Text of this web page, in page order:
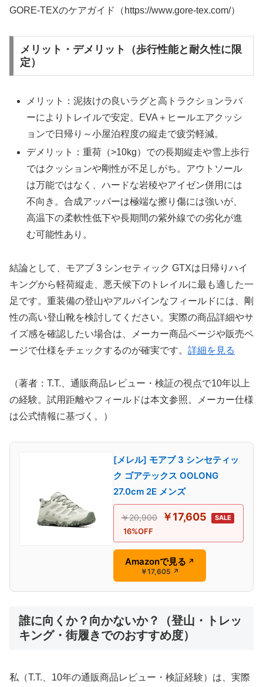
GORE-TEXのケアガイド（https://www.gore-tex.com/）
メリット・デメリット（歩行性能と耐久性に限
定）
メリット：泥抜けの良いラグと高トラクションラバ
ーによりトレイルで安定。EVA＋ヒールエアクッシ
ョンで日帰り～小屋泊程度の縦走で疲労軽減。
デメリット：重荷（>10kg）での長期縦走や雪上歩行
ではクッションや剛性が不足しがち。アウトソール
は万能ではなく、ハードな岩稜やアイゼン併用には
不向き。合成アッパーは極端な擦り傷には強いが、
高温下の柔軟性低下や長期間の紫外線での劣化が進
む可能性あり。
結論として、モアブ 3 シンセティック GTXは日帰りハイ
キングから軽荷縦走、悪天候下のトレイルに最も適した一
足です。重装備の登山やアルパインなフィールドには、剛
性の高い登山靴を検討してください。実際の商品詳細やサ
イズ感を確認したい場合は、メーカー商品ページや販売ペ
ージで仕様をチェックするのが確実です。 詳細を見る
（著者：T.T.、通販商品レビュー・検証の視点で10年以上
の経験。試用距離やフィールドは本文参照。メーカー仕様
は公式情報に基づく。）
[メレル] モアブ 3 シンセティッ
ク ゴアテックス OOLONG
27.0cm 2E メンズ
￥20,900 ￥17,605 SALE
16%OFF
Amazonで見る ↗
￥17,605 ↗
誰に向くか？向かないか？（登山・トレッ
キング・街履きでのおすすめ度）
私（T.T.、10年の通販商品レビュー・検証経験）は、実際